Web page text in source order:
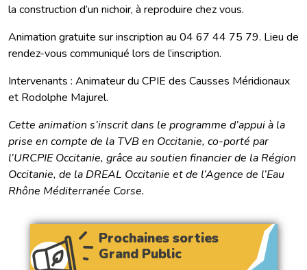
la construction d’un nichoir, à reproduire chez vous.
Animation gratuite sur inscription au 04 67 44 75 79. Lieu de
rendez-vous communiqué lors de l’inscription.
Intervenants : Animateur du CPIE des Causses Méridionaux
et Rodolphe Majurel.
Cette animation s’inscrit dans le programme d’appui à la
prise en compte de la TVB en Occitanie, co-porté par
l’URCPIE Occitanie, grâce au soutien financier de la Région
Occitanie, de la DREAL Occitanie et de l’Agence de l’Eau
Rhône Méditerranée Corse.
Prochaines sorties
Grand Public